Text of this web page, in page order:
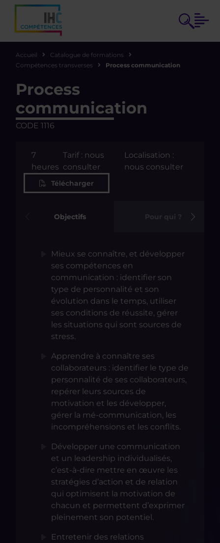
Accueil
Catalogue de formations
Compétences transverses
Process communication
Process
communication
CODE 1116
7
heures
Tarif : nous
consulter
Localisation :
nous consulter
Télécharger
Objectifs
Mieux se connaître, et développer
ses compétences en
communication : identifier son
type de personnalité et son
évolution dans le temps, utiliser
ses conditions de réussite, gérer
les situations qui sont sources de
stress.
Apprendre à connaître ses
collaborateurs : identifier le type de
personnalité de ses collaborateurs,
repérer leurs sources de
motivation et les développer,
gérer la mé-communication, les
incompréhensions et les conflits.
Développer une communication
et un leadership individualisés,
c’est-à-dire mettre en œuvre les
stratégies d’action et de relation
qui optimisent la motivation de
chacun et permettent d’exprimer
pleinement son potentiel.
Entretenir des relations